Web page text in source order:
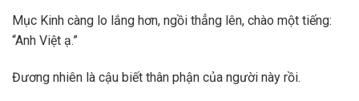
Mục Kinh càng lo lắng hơn, ngồi thẳng lên, chào một tiếng:
“Anh Việt ạ.”
Đương nhiên là cậu biết thân phận của người này rồi.